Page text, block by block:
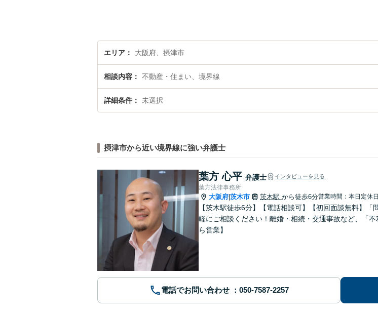
エリア 大阪府、摂津市
相談内容 不動産・住まい、境界線
詳細条件 未選択
摂津市から近い境界線に強い弁護士
葉方 心平 弁護士 インタビューを見る
葉方法律事務所
大阪府 茨木市 茨木駅 から徒歩6分営業時間：本日定休日
【茨木駅徒歩6分】【電話相談可】【初回面談無料】
軽にご相談ください！離婚・相続・交通事故など、「
ら営業】
電話でお問い合わせ